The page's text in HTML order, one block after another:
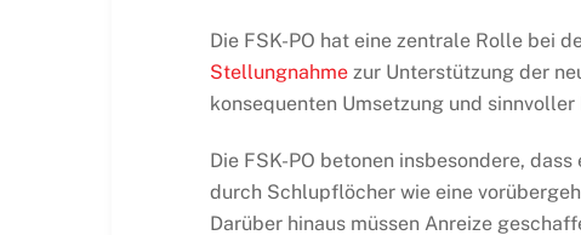
Die FSK-PO hat eine zentrale Rolle bei
Stellungnahme zur Unterstützung der
konsequenten Umsetzung und sinnvoller
Die FSK-PO betonen insbesondere,
durch Schlupflöcher wie eine
Darüber hinaus müssen Anreize